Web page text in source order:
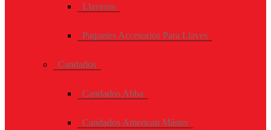
Llaveros
Paquetes Accesorios Para Llaves
Candados
Candados Abba
Candados American Máster